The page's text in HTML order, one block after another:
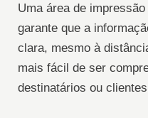
Uma área de
garante que a
clara, mesmo à
mais fácil de ser
destinatários ou